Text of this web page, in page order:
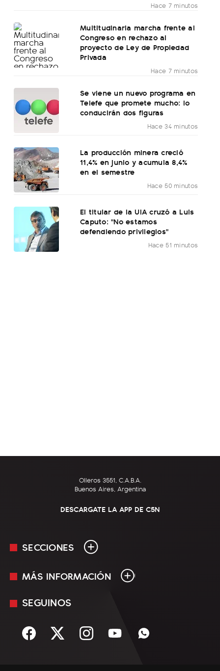
Hace 7 minutos
Multitudinaria marcha frente al
Congreso en rechazo al
proyecto de Ley de Propiedad
Privada
Hace 7 minutos
Se viene un nuevo programa en
Telefe que promete mucho: lo
conducirán dos figuras
Hace 34 minutos
La producción minera creció
11,4% en junio y acumula 8,4%
en el semestre
Hace 50 minutos
El titular de la UIA cruzó a Luis
Caputo: "No estamos
defendiendo privilegios"
Hace 51 minutos
Olleros 3551, C.A.B.A.
Buenos Aires, Argentina
DESCARGATE LA APP DE C5N
SECCIONES
En Vivo
Sociedad
MÁS INFORMACIÓN
Mediakit
Términos y condiciones
SEGUINOS